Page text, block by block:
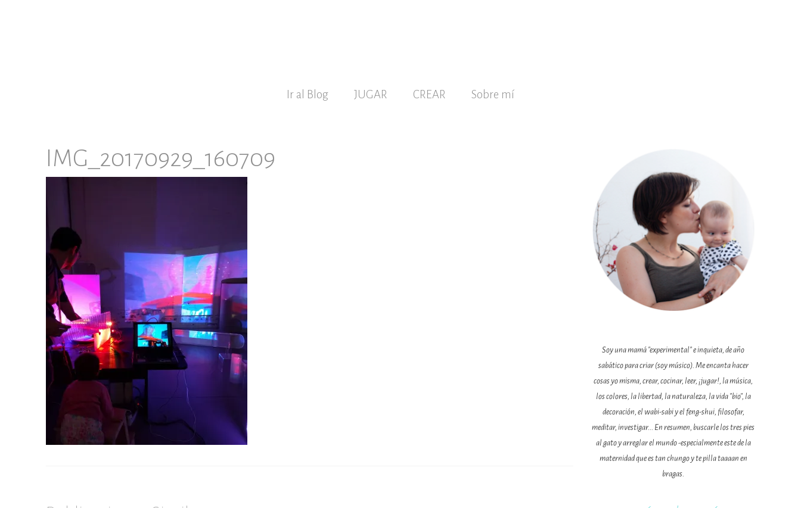
Ir al Blog JUGAR CREAR Sobre mí
IMG_20170929_160709
Soy una mamá "experimental" e inquieta, de año
sabático para criar (soy músico). Me encanta hacer
cosas yo misma, crear, cocinar, leer, ¡jugar!, la música,
los colores, la libertad, la naturaleza, la vida "bio", la
decoración, el wabi-sabi y el feng-shui, filosofar,
meditar, investigar... En resumen, buscarle los tres pies
al gato y arreglar el mundo -especialmente este de la
maternidad que es tan chungo y te pilla taaaan en
bragas.